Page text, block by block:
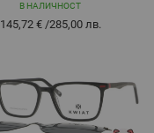
В НАЛИЧНОСТ
145,72 €/285,00 лв.